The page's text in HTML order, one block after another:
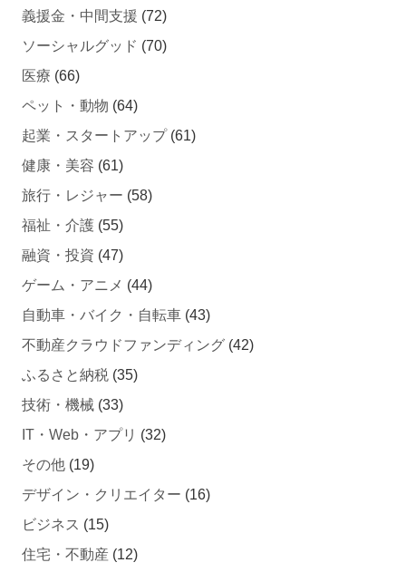
ソーシャルグッド (70)
医療 (66)
ペット・動物
起業・スタートアップ
健康・美容 (61)
旅行・レジャー
福祉・介護(55)
融資・投資 (47)
ゲーム・アニメ
自動車・バイク・自転車
不動産クラウドファンディング
ふるさと納税 (35)
技術・機械(33)
IT・Web・アプリ
その他(19)
デザイン・クリエイター
ビジネス (15)
住宅・不動産